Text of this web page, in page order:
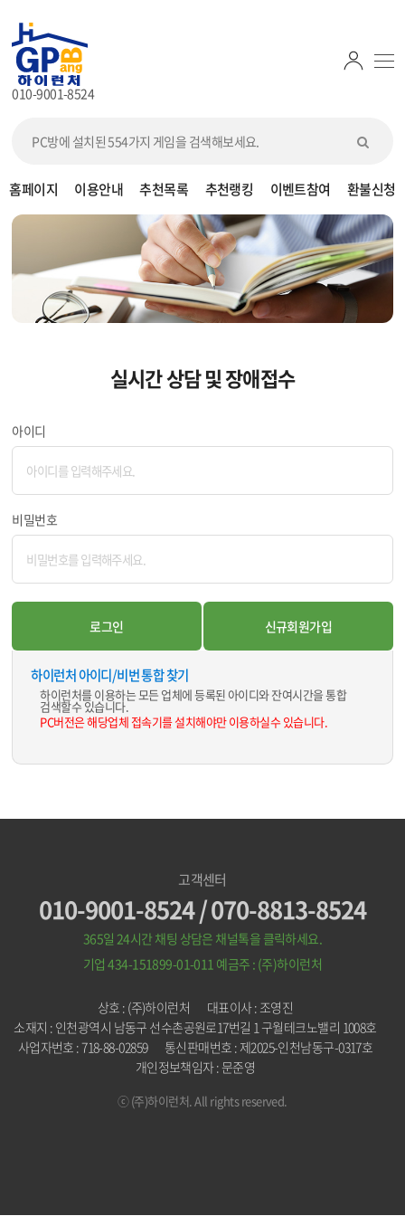
010-9001-8524
홈페이지 이용안내 추천목록 추천랭킹 이벤트참여 환불신청
실시간 상담 및 장애접수
아이디
비밀번호
하이런처 아이디/비번 통합 찾기
하이런처를 이용하는 모든 업체에 등록된 아이디와 잔여시간을 통합
검색할수 있습니다.
PC버전은 해당업체 접속기를 설치해야만 이용하실수 있습니다.
고객센터
010-9001-8524 / 070-8813-8524
365일 24시간 채팅 상담은 채널톡을 클릭하세요.
기업 434-151899-01-011 예금주 : (주)하이런처
상호 : (주)하이런처
대표이사 : 조영진
소재지 : 인천광역시 남동구 선수촌공원로17번길 1 구월테크노밸리 1008호
사업자번호 : 718-88-02859
통신판매번호 : 제2025-인천남동구-0317호
개인정보책임자 : 문준영
ⓒ (주)하이런처. All rights reserved.